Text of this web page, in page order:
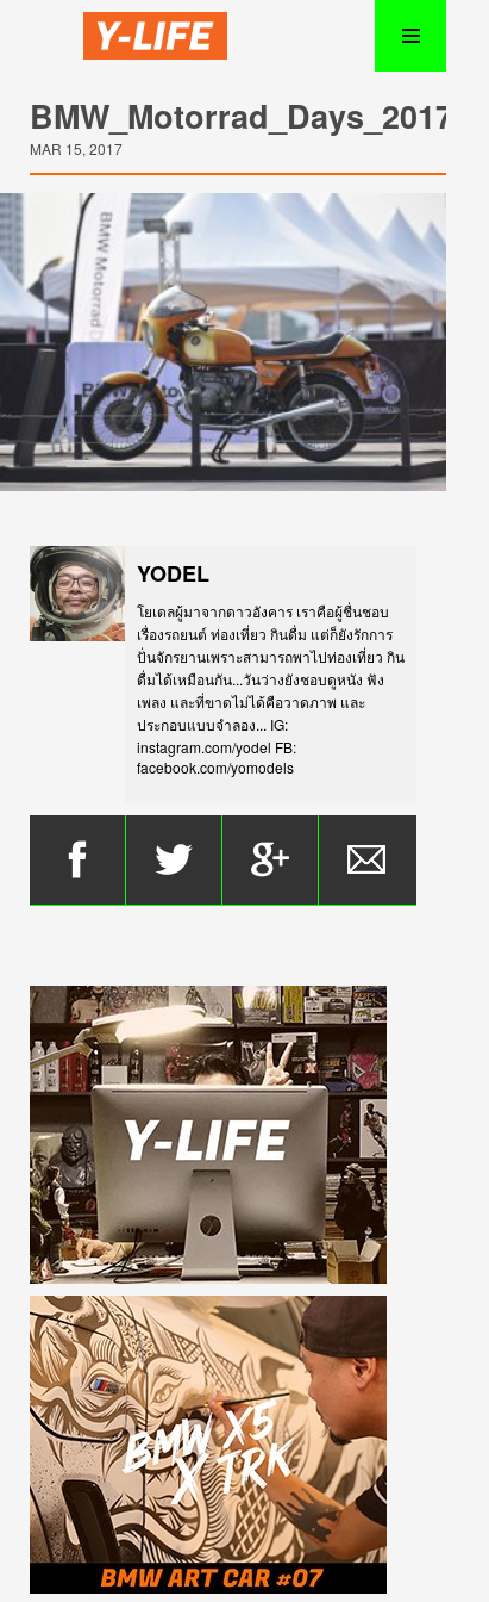
BMW_Motorrad_Days_201707
MAR 15, 2017
YODEL
โยเดลผู้มาจากดาวอังคาร เราคือผู้ชื่นชอบ
เรื่องรถยนต์ ท่องเที่ยว กินดื่ม แต่ก็ยังรักการ
ปั่นจักรยานเพราะสามารถพาไปท่องเที่ยว กิน
ดื่มได้เหมือนกัน...วันว่างยังชอบดูหนัง ฟัง
เพลง และที่ขาดไม่ได้คือวาดภาพ และ
ประกอบแบบจำลอง... IG:
instagram.com/yodel FB:
facebook.com/yomodels